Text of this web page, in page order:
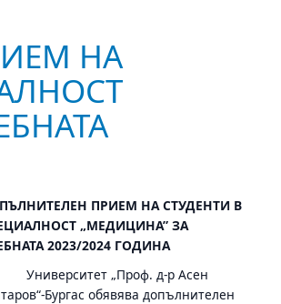
НА
ПРИЕМ НА СТУДЕНТИ В
„МЕДИЦИНА” ЗА
2023/2024 ГОДИНА
„Проф. д-р Асен
Бургас обявява допълнителен